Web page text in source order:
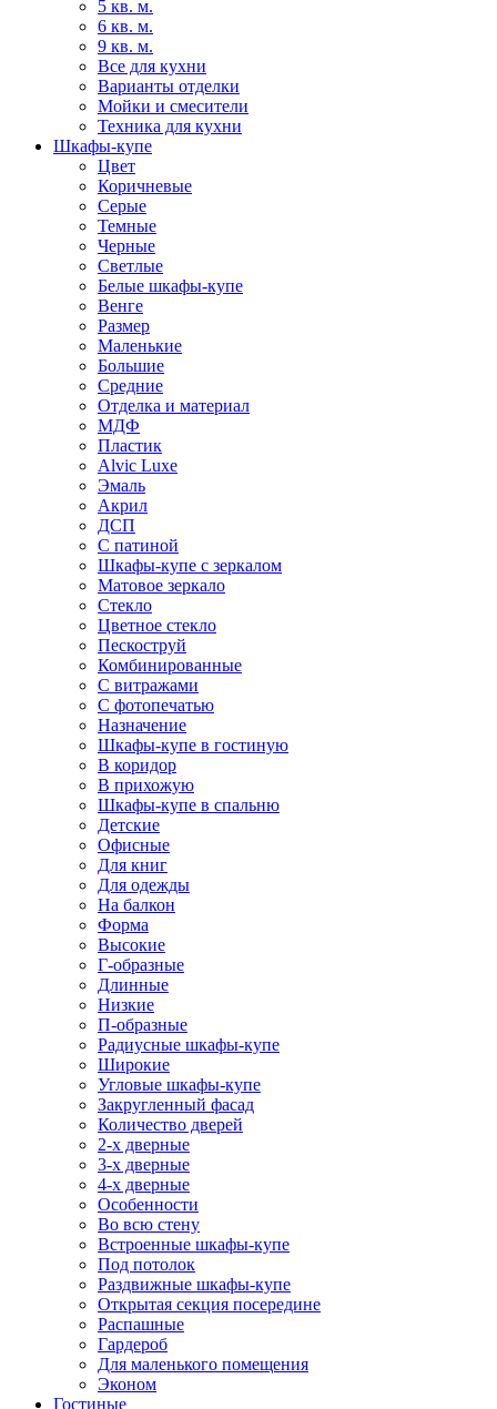
5 кв. м.
6 кв. м.
9 кв. м.
Все для кухни
Варианты отделки
Мойки и смесители
Техника для кухни
Шкафы-купе
Цвет
Коричневые
Серые
Темные
Черные
Светлые
Белые шкафы-купе
Венге
Размер
Маленькие
Большие
Средние
Отделка и материал
МДФ
Пластик
Alvic Luxe
Эмаль
Акрил
ДСП
С патиной
Шкафы-купе с зеркалом
Матовое зеркало
Стекло
Цветное стекло
Пескоструй
Комбинированные
С витражами
С фотопечатью
Назначение
Шкафы-купе в гостиную
В коридор
В прихожую
Шкафы-купе в спальню
Детские
Офисные
Для книг
Для одежды
На балкон
Форма
Высокие
Г-образные
Длинные
Низкие
П-образные
Радиусные шкафы-купе
Широкие
Угловые шкафы-купе
Закругленный фасад
Количество дверей
2-х дверные
3-х дверные
4-х дверные
Особенности
Во всю стену
Встроенные шкафы-купе
Под потолок
Раздвижные шкафы-купе
Открытая секция посередине
Распашные
Гардероб
Для маленького помещения
Эконом
Гостиные